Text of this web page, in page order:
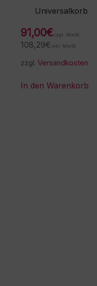
Universalkorb
91,00€zzgl. MwSt.
108,29€ inkl. MwSt.
zzgl. Versandkosten
In den Warenkorb